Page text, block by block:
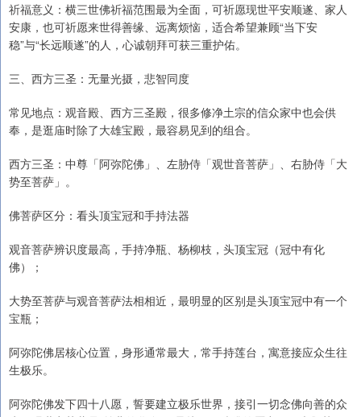
祈福意义：横三世佛祈福范围最为全面，可祈愿现世平安顺遂、家人
安康，也可祈愿来世得善缘、远离烦恼，适合希望兼顾“当下安
稳”与“长远顺遂”的人，心诚朝拜可获三重护佑。
三、西方三圣：无量光摄，悲智同度
常见地点：观音殿、西方三圣殿，很多修净土宗的信众家中也会供
奉，是逛庙时除了大雄宝殿，最容易见到的组合。
西方三圣：中尊「阿弥陀佛」、左胁侍「观世音菩萨」、右胁侍「大
势至菩萨」。
佛菩萨区分：看头顶宝冠和手持法器
观音菩萨辨识度最高，手持净瓶、杨柳枝，头顶宝冠（冠中有化
佛）；
大势至菩萨与观音菩萨法相相近，最明显的区别是头顶宝冠中有一个
宝瓶；
阿弥陀佛居核心位置，身形通常最大，常手持莲台，寓意接应众生往
生极乐。
阿弥陀佛发下四十八愿，誓要建立极乐世界，接引一切念佛向善的众